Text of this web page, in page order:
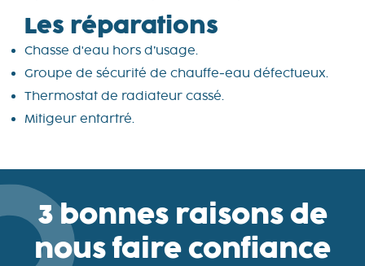
Les réparations
Chasse d'eau hors d’usage.
Groupe de sécurité de chauffe-eau défectueux.
Thermostat de radiateur cassé.
Mitigeur entartré.
3 bonnes raisons de
nous faire confiance